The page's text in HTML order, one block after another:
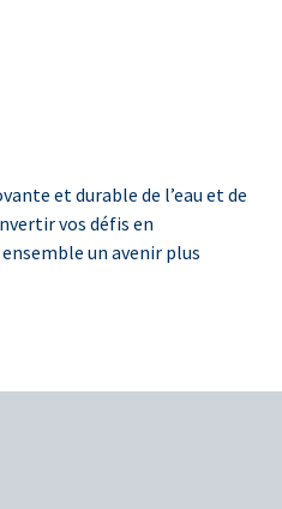
et durable de l’eau et de
vos défis en
un avenir plus